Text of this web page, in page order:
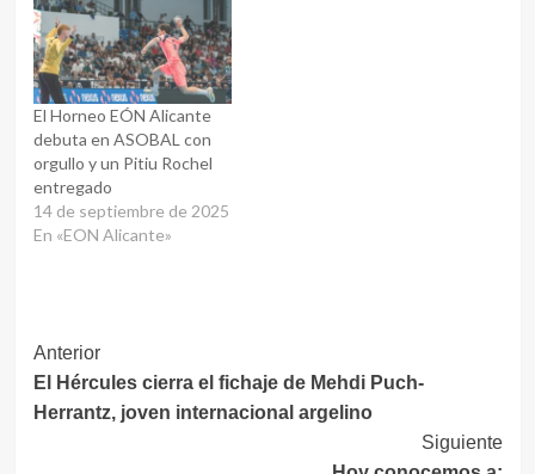
El Horneo EÓN Alicante
debuta en ASOBAL con
orgullo y un Pitiu Rochel
entregado
14 de septiembre de 2025
En «EON Alicante»
Navegación
de
entradas
Anterior
El Hércules cierra el fichaje de Mehdi Puch-
Herrantz, joven internacional argelino
Siguiente